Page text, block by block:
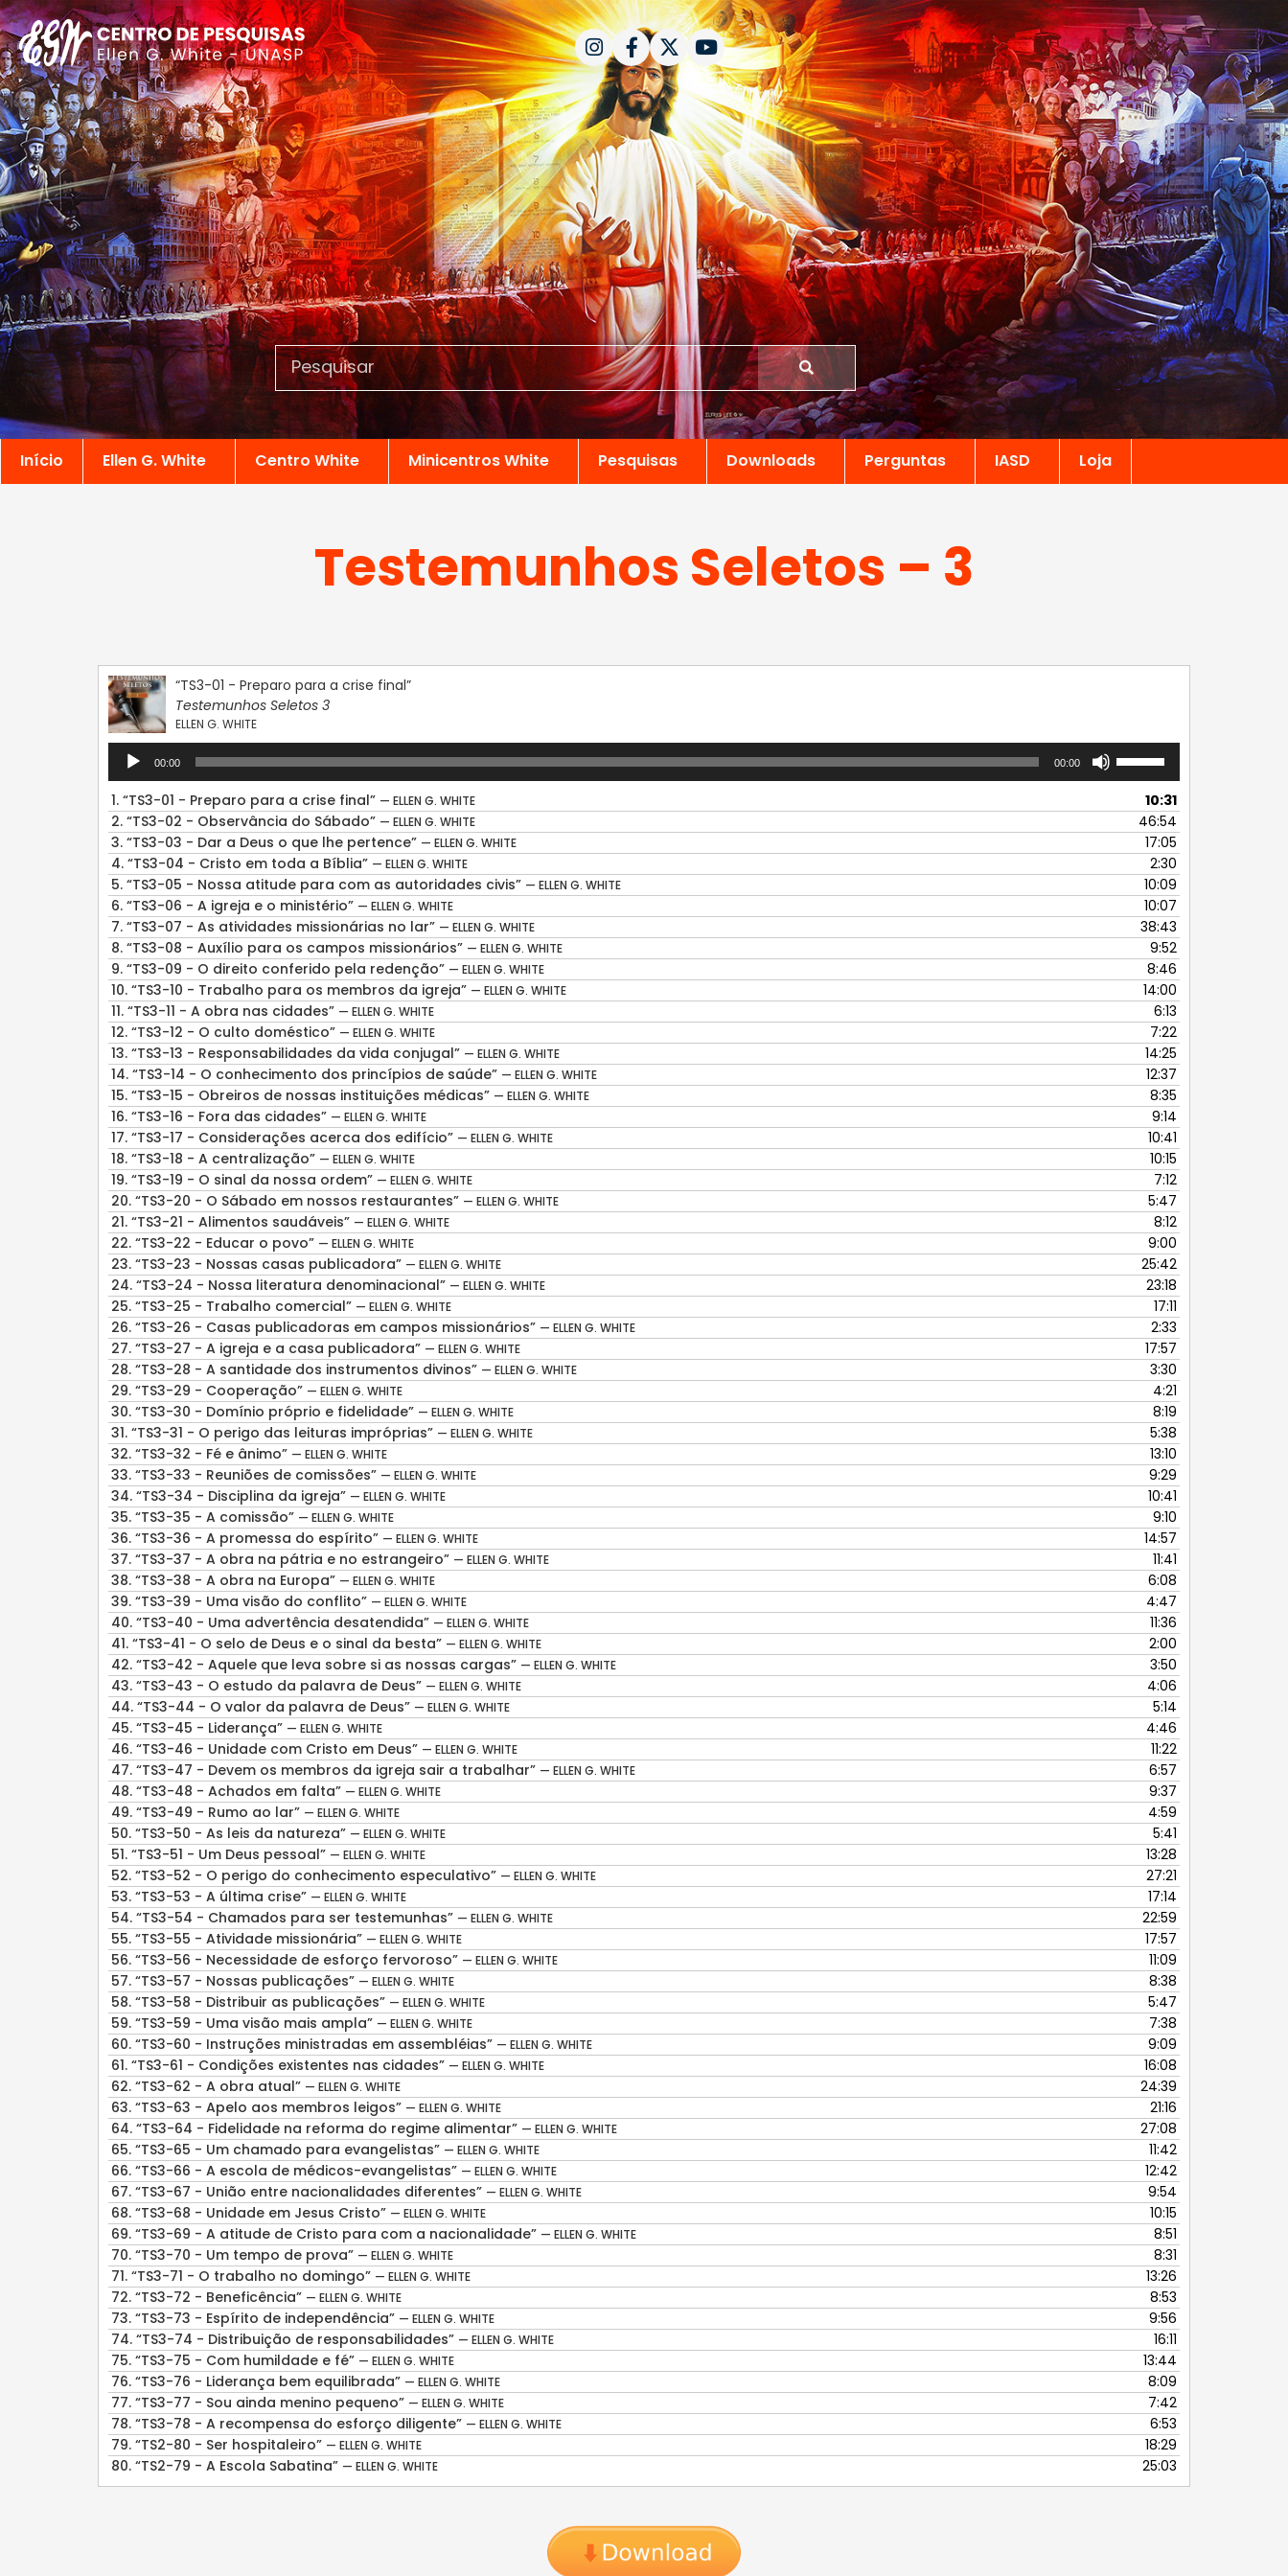
Início Ellen G. White Centro White Minicentros White Pesquisas Downloads Perguntas IASD Loja
Testemunhos Seletos – 3
“TS3-01 - Preparo para a crise final”
Testemunhos Seletos 3
ELLEN G. WHITE
Tocador
áudio
00:00 00:00
setas
para
cima
ou
para
baixo
aumentar
diminuir
volume.
1. “TS3-01 - Preparo para a crise final” — ELLEN G. WHITE
10:31
2. “TS3-02 - Observância do Sábado” — ELLEN G. WHITE
46:54
3. “TS3-03 - Dar a Deus o que lhe pertence” — ELLEN G. WHITE
17:05
4. “TS3-04 - Cristo em toda a Bíblia” — ELLEN G. WHITE
2:30
5. “TS3-05 - Nossa atitude para com as autoridades civis” — ELLEN G. WHITE
10:09
6. “TS3-06 - A igreja e o ministério” — ELLEN G. WHITE
10:07
7. “TS3-07 - As atividades missionárias no lar” — ELLEN G. WHITE
38:43
8. “TS3-08 - Auxílio para os campos missionários” — ELLEN G. WHITE
9:52
9. “TS3-09 - O direito conferido pela redenção” — ELLEN G. WHITE
8:46
10. “TS3-10 - Trabalho para os membros da igreja” — ELLEN G. WHITE
14:00
11. “TS3-11 - A obra nas cidades” — ELLEN G. WHITE
6:13
12. “TS3-12 - O culto doméstico” — ELLEN G. WHITE
7:22
13. “TS3-13 - Responsabilidades da vida conjugal” — ELLEN G. WHITE
14:25
14. “TS3-14 - O conhecimento dos princípios de saúde” — ELLEN G. WHITE
12:37
15. “TS3-15 - Obreiros de nossas instituições médicas” — ELLEN G. WHITE
8:35
16. “TS3-16 - Fora das cidades” — ELLEN G. WHITE
9:14
17. “TS3-17 - Considerações acerca dos edifício” — ELLEN G. WHITE
10:41
18. “TS3-18 - A centralização” — ELLEN G. WHITE
10:15
19. “TS3-19 - O sinal da nossa ordem” — ELLEN G. WHITE
7:12
20. “TS3-20 - O Sábado em nossos restaurantes” — ELLEN G. WHITE
5:47
21. “TS3-21 - Alimentos saudáveis” — ELLEN G. WHITE
8:12
22. “TS3-22 - Educar o povo” — ELLEN G. WHITE
9:00
23. “TS3-23 - Nossas casas publicadora” — ELLEN G. WHITE
25:42
24. “TS3-24 - Nossa literatura denominacional” — ELLEN G. WHITE
23:18
25. “TS3-25 - Trabalho comercial” — ELLEN G. WHITE
17:11
26. “TS3-26 - Casas publicadoras em campos missionários” — ELLEN G. WHITE
2:33
27. “TS3-27 - A igreja e a casa publicadora” — ELLEN G. WHITE
17:57
28. “TS3-28 - A santidade dos instrumentos divinos” — ELLEN G. WHITE
3:30
29. “TS3-29 - Cooperação” — ELLEN G. WHITE
4:21
30. “TS3-30 - Domínio próprio e fidelidade” — ELLEN G. WHITE
8:19
31. “TS3-31 - O perigo das leituras impróprias” — ELLEN G. WHITE
5:38
32. “TS3-32 - Fé e ânimo” — ELLEN G. WHITE
13:10
33. “TS3-33 - Reuniões de comissões” — ELLEN G. WHITE
9:29
34. “TS3-34 - Disciplina da igreja” — ELLEN G. WHITE
10:41
35. “TS3-35 - A comissão” — ELLEN G. WHITE
9:10
36. “TS3-36 - A promessa do espírito” — ELLEN G. WHITE
14:57
37. “TS3-37 - A obra na pátria e no estrangeiro” — ELLEN G. WHITE
11:41
38. “TS3-38 - A obra na Europa” — ELLEN G. WHITE
6:08
39. “TS3-39 - Uma visão do conflito” — ELLEN G. WHITE
4:47
40. “TS3-40 - Uma advertência desatendida” — ELLEN G. WHITE
11:36
41. “TS3-41 - O selo de Deus e o sinal da besta” — ELLEN G. WHITE
2:00
42. “TS3-42 - Aquele que leva sobre si as nossas cargas” — ELLEN G. WHITE
3:50
43. “TS3-43 - O estudo da palavra de Deus” — ELLEN G. WHITE
4:06
44. “TS3-44 - O valor da palavra de Deus” — ELLEN G. WHITE
5:14
45. “TS3-45 - Liderança” — ELLEN G. WHITE
4:46
46. “TS3-46 - Unidade com Cristo em Deus” — ELLEN G. WHITE
11:22
47. “TS3-47 - Devem os membros da igreja sair a trabalhar” — ELLEN G. WHITE
6:57
48. “TS3-48 - Achados em falta” — ELLEN G. WHITE
9:37
49. “TS3-49 - Rumo ao lar” — ELLEN G. WHITE
4:59
50. “TS3-50 - As leis da natureza” — ELLEN G. WHITE
5:41
51. “TS3-51 - Um Deus pessoal” — ELLEN G. WHITE
13:28
52. “TS3-52 - O perigo do conhecimento especulativo” — ELLEN G. WHITE
27:21
53. “TS3-53 - A última crise” — ELLEN G. WHITE
17:14
54. “TS3-54 - Chamados para ser testemunhas” — ELLEN G. WHITE
22:59
55. “TS3-55 - Atividade missionária” — ELLEN G. WHITE
17:57
56. “TS3-56 - Necessidade de esforço fervoroso” — ELLEN G. WHITE
11:09
57. “TS3-57 - Nossas publicações” — ELLEN G. WHITE
8:38
58. “TS3-58 - Distribuir as publicações” — ELLEN G. WHITE
5:47
59. “TS3-59 - Uma visão mais ampla” — ELLEN G. WHITE
7:38
60. “TS3-60 - Instruções ministradas em assembléias” — ELLEN G. WHITE
9:09
61. “TS3-61 - Condições existentes nas cidades” — ELLEN G. WHITE
16:08
62. “TS3-62 - A obra atual” — ELLEN G. WHITE
24:39
63. “TS3-63 - Apelo aos membros leigos” — ELLEN G. WHITE
21:16
64. “TS3-64 - Fidelidade na reforma do regime alimentar” — ELLEN G. WHITE
27:08
65. “TS3-65 - Um chamado para evangelistas” — ELLEN G. WHITE
11:42
66. “TS3-66 - A escola de médicos-evangelistas” — ELLEN G. WHITE
12:42
67. “TS3-67 - União entre nacionalidades diferentes” — ELLEN G. WHITE
9:54
68. “TS3-68 - Unidade em Jesus Cristo” — ELLEN G. WHITE
10:15
69. “TS3-69 - A atitude de Cristo para com a nacionalidade” — ELLEN G. WHITE
8:51
70. “TS3-70 - Um tempo de prova” — ELLEN G. WHITE
8:31
71. “TS3-71 - O trabalho no domingo” — ELLEN G. WHITE
13:26
72. “TS3-72 - Beneficência” — ELLEN G. WHITE
8:53
73. “TS3-73 - Espírito de independência” — ELLEN G. WHITE
9:56
74. “TS3-74 - Distribuição de responsabilidades” — ELLEN G. WHITE
16:11
75. “TS3-75 - Com humildade e fé” — ELLEN G. WHITE
13:44
76. “TS3-76 - Liderança bem equilibrada” — ELLEN G. WHITE
8:09
77. “TS3-77 - Sou ainda menino pequeno” — ELLEN G. WHITE
7:42
78. “TS3-78 - A recompensa do esforço diligente” — ELLEN G. WHITE
6:53
79. “TS2-80 - Ser hospitaleiro” — ELLEN G. WHITE
18:29
80. “TS2-79 - A Escola Sabatina” — ELLEN G. WHITE 25:03